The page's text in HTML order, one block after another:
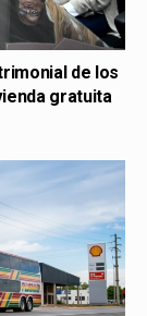
de los
gratuita